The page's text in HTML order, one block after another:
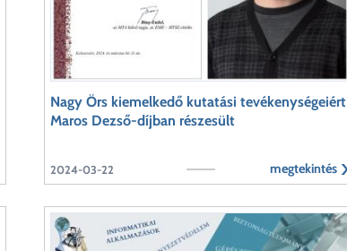
Nagy Örs kiemelkedő kutatási tevékenységeiért
Maros Dezső-díjban részesült
megtekintés
2024-03-22